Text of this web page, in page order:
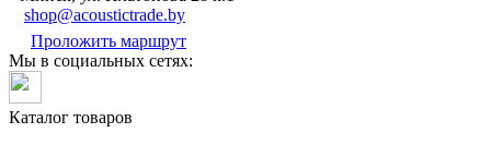
shop@acoustictrade.by
Проложить маршрут
Мы в социальных сетях:
Каталог товаров